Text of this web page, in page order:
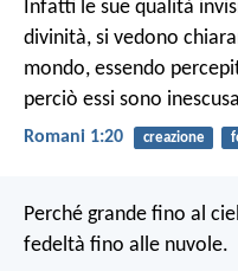
Infatti le sue qualità
divinità, si vedono
mondo, essendo
perciò essi sono
Romani 1:20 creazione
Perché grande fino al
fedeltà fino alle nuvole.